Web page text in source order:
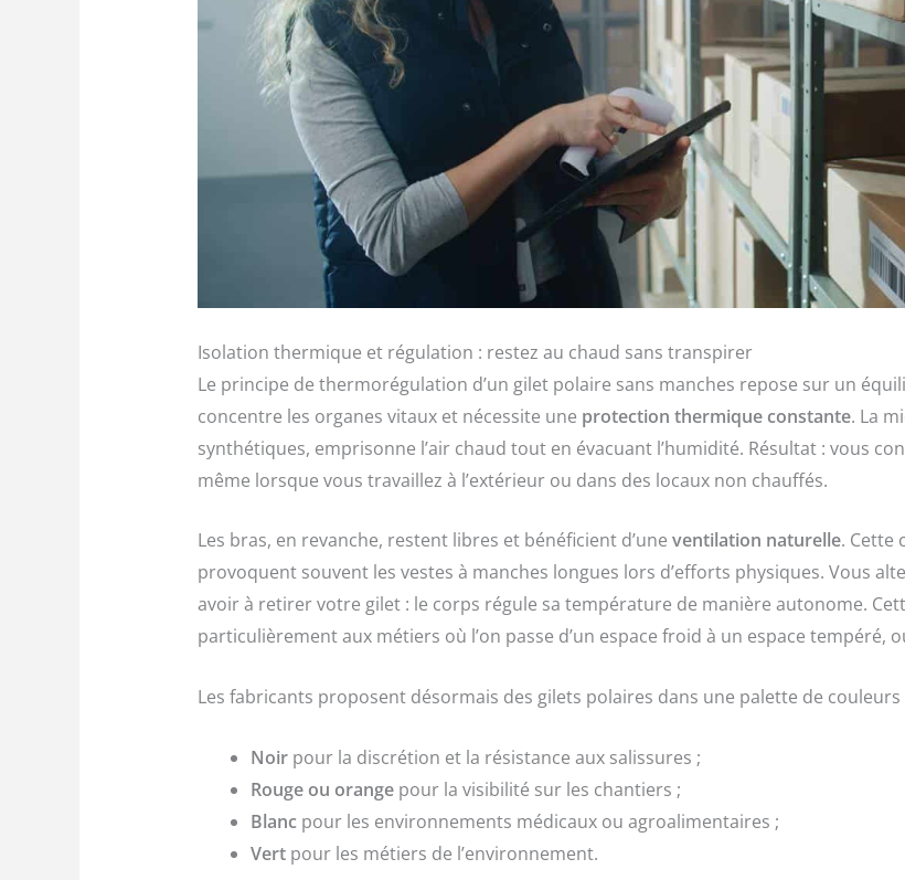
Isolation thermique et régulation : restez au chaud sans transpirer
Le principe de thermorégulation d’un gilet polaire sans manches repose sur un
concentre les organes vitaux et nécessite une protection thermique constante. La
synthétiques, emprisonne l’air chaud tout en évacuant l’humidité. Résultat : vous
même lorsque vous travaillez à l’extérieur ou dans des locaux non chauffés.
Les bras, en revanche, restent libres et bénéficient d’une ventilation naturelle. Cette
provoquent souvent les vestes à manches longues lors d’efforts physiques. Vous
avoir à retirer votre gilet : le corps régule sa température de manière autonome.
particulièrement aux métiers où l’on passe d’un espace froid à un espace tempéré,
Les fabricants proposent désormais des gilets polaires dans une palette de couleurs
Noirpour la discrétion et la résistance aux salissures ;
Rouge ou orangepour la visibilité sur les chantiers ;
Blancpour les environnements médicaux ou agroalimentaires ;
Vert pour les métiers de l’environnement.